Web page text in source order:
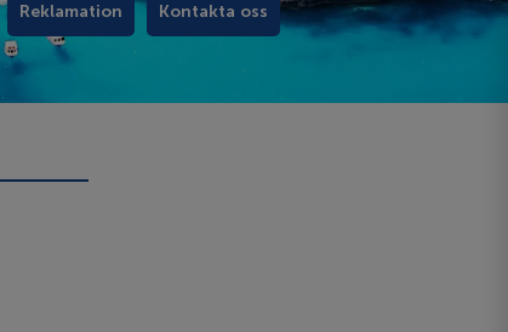
Reklamation Kontakta oss